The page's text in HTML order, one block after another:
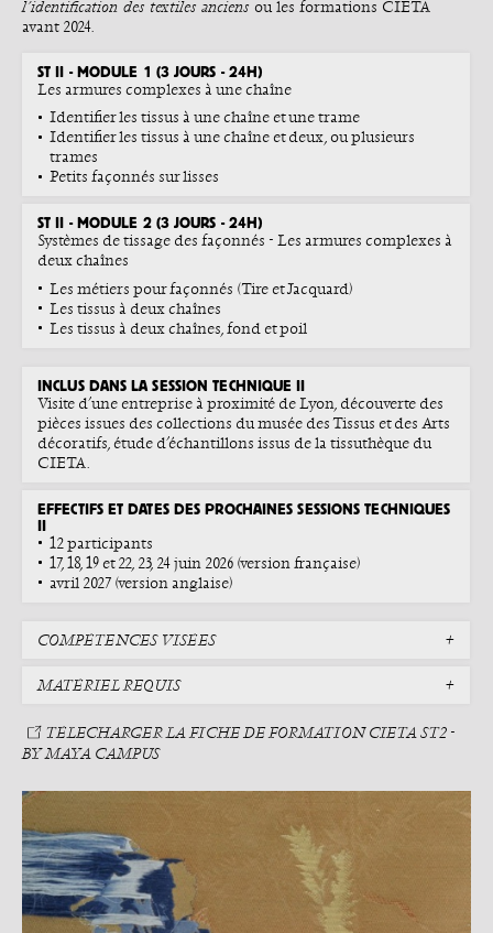
l’identification des textiles anciens ou les formations CIETA
avant 2024.
ST II - MODULE 1 (3 JOURS - 24H)
Les armures complexes à une chaîne
Identifier les tissus à une chaîne et une trame
Identifier les tissus à une chaîne et deux, ou plusieurs
trames
Petits façonnés sur lisses
ST II - MODULE 2 (3 JOURS - 24H)
Systèmes de tissage des façonnés - Les armures complexes à
deux chaînes
Les métiers pour façonnés (Tire et Jacquard)
Les tissus à deux chaînes
Les tissus à deux chaînes, fond et poil
INCLUS DANS LA SESSION TECHNIQUE II
Visite d’une entreprise à proximité de Lyon, découverte des
pièces issues des collections du musée des Tissus et des Arts
décoratifs, étude d’échantillons issus de la tissuthèque du
CIETA.
EFFECTIFS ET DATES DES PROCHAINES SESSIONS TECHNIQUES
II
12 participants
17, 18, 19 et 22, 23, 24 juin 2026 (version française)
avril 2027 (version anglaise)
COMPÉTENCES VISÉES
MATÉRIEL REQUIS
TÉLECHARGER LA FICHE DE FORMATION CIETA ST2 -
BY MAYA CAMPUS